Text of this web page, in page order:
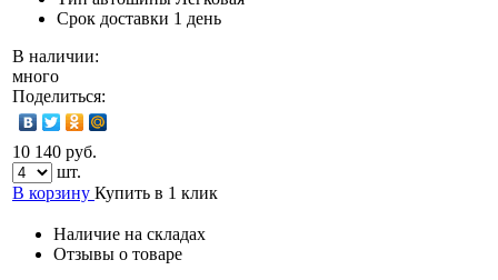
Срок доставки 1 день
В наличии:
много
Поделиться:
10 140 руб.
шт.
В корзину Купить в 1 клик
Наличие на складах
Отзывы о товаре